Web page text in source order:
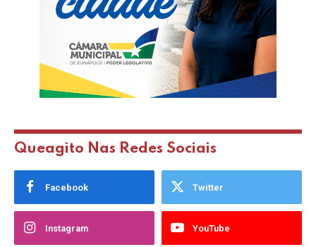
Queagito Nas Redes Sociais
Facebook Twitter
Instagram YouTube